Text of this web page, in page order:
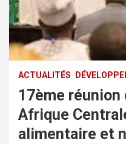
ACTUALITÉS
17ème réunion
Afrique
alimentaire et